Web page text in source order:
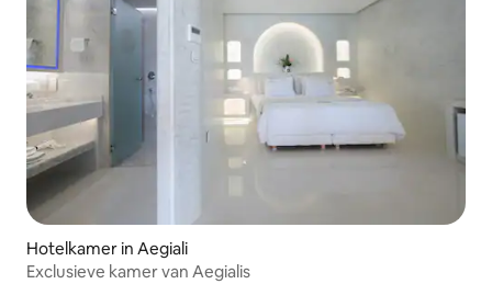
Hotelkamer in Aegiali
Exclusieve kamer van Aegialis